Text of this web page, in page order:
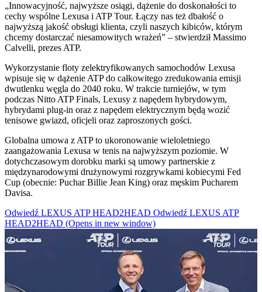
„Innowacyjność, najwyższe osiągi, dążenie do doskonałości to
cechy wspólne Lexusa i ATP Tour. Łączy nas też dbałość o
najwyższą jakość obsługi klienta, czyli naszych kibiców, którym
chcemy dostarczać niesamowitych wrażeń” – stwierdził Massimo
Calvelli, prezes ATP.
Wykorzystanie floty zelektryfikowanych samochodów Lexusa
wpisuje się w dążenie ATP do całkowitego zredukowania emisji
dwutlenku węgla do 2040 roku. W trakcie turniejów, w tym
podczas Nitto ATP Finals, Lexusy z napędem hybrydowym,
hybrydami plug-in oraz z napędem elektrycznym będą wozić
tenisowe gwiazd, oficjeli oraz zaproszonych gości.
Globalna umowa z ATP to ukoronowanie wieloletniego
zaangażowania Lexusa w tenis na najwyższym poziomie. W
dotychczasowym dorobku marki są umowy partnerskie z
międzynarodowymi drużynowymi rozgrywkami kobiecymi Fed
Cup (obecnie: Puchar Billie Jean King) oraz męskim Pucharem
Davisa.
Odwiedź LEXUS ATP HEAD2HEAD Odwiedź LEXUS ATP
HEAD2HEAD (Opens in new window)